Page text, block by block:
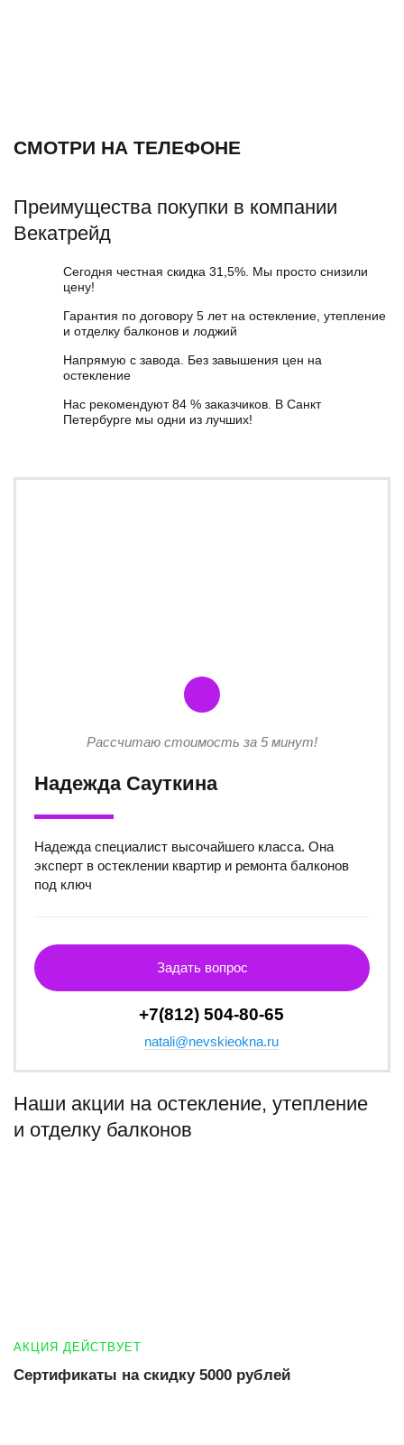
СМОТРИ НА ТЕЛЕФОНЕ
Преимущества покупки в компании
Векатрейд
Сегодня честная скидка 31,5%. Мы просто снизили
цену!
Гарантия по договору 5 лет на остекление, утепление
и отделку балконов и лоджий
Напрямую с завода. Без завышения цен на
остекление
Нас рекомендуют 84 % заказчиков. В Санкт
Петербурге мы одни из лучших!
Рассчитаю стоимость за 5 минут!
Надежда Сауткина
Надежда специалист высочайшего класса. Она
эксперт в остеклении квартир и ремонта балконов
под ключ
Задать вопрос
+7(812) 504-80-65
natali@nevskieokna.ru
Наши акции на остекление, утепление
и отделку балконов
АКЦИЯ ДЕЙСТВУЕТ
Сертификаты на скидку 5000 рублей